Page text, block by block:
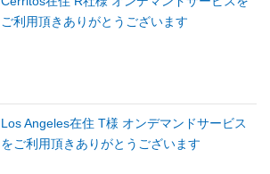
ご利用頂きありがとうございます
Los Angeles在住 T様 オンデマンドサービス
をご利用頂きありがとうございます